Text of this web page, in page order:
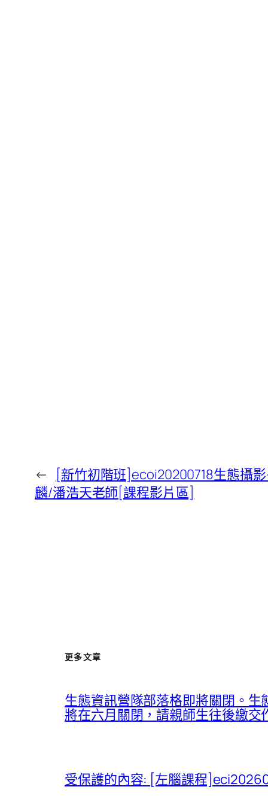
←
[新竹初階班]ecoi20200718生態攝
麟/潘浩天老師[課程影片區]
更多文章
生態資訊營隊部落格即將關閉。
將在六月關閉，請親師生往後繳
受保護的內容: [左腦課程